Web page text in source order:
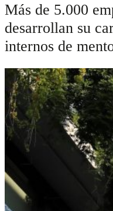
Más de 5.000
desarrollan su
internos de